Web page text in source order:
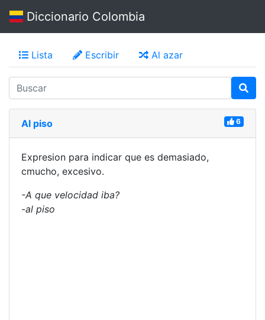
Diccionario Colombia
Lista Escribir Al azar
Al piso 6
Expresion para indicar que es demasiado,
cmucho, excesivo.
-A que velocidad iba?
-al piso